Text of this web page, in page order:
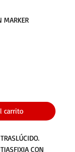
MARKER
carrito
CON